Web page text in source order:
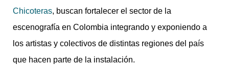
Chicoteras, buscan fortalecer el sector de la
escenografía en Colombia integrando y exponiendo a
los artistas y colectivos de distintas regiones del país
que hacen parte de la instalación.